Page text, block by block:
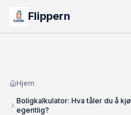
Flippern
Hjem
Boligkalkulator: Hva tåler du å
egentlig?